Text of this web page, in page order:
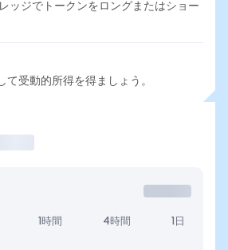
ッジでトークンをロングまたはショー
て受動的所得を得ましょう。
1時間 4時間 1日